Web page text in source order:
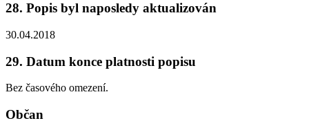
28. Popis byl naposledy aktualizován
30.04.2018
29. Datum konce platnosti popisu
Bez časového omezení.
Občan